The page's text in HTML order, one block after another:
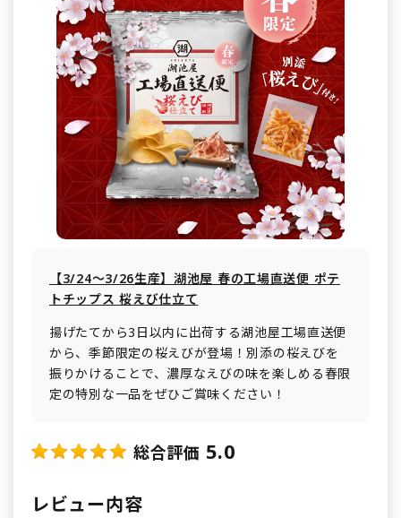
【3/24～3/26生産】湖池屋 春の工場直送便 ポテ
トチップス 桜えび仕立て
揚げたてから3日以内に出荷する湖池屋工場直送便
から、季節限定の桜えびが登場！別添の桜えびを
振りかけることで、濃厚なえびの味を楽しめる春限
定の特別な一品をぜひご賞味ください！
総合評価 5.0
レビュー内容